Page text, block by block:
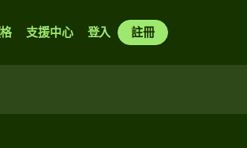
支援中心 登入 註冊